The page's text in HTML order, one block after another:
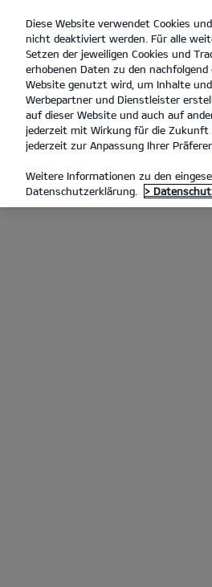
open
menu
Diese Website verwendet Cookies
nicht deaktiviert werden. Für alle
Setzen der jeweiligen Cookies und
erhobenen Daten zu den
Website genutzt wird, um Inhalte
Werbepartner und Dienstleister
auf dieser Website und auch auf
jederzeit mit Wirkung für die Zukunft
jederzeit zur Anpassung Ihrer
Weitere Informationen zu den
Datenschutzerklärung.
>